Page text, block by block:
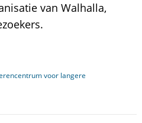
van Walhalla,
voor langere